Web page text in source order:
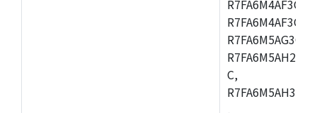
C,
,